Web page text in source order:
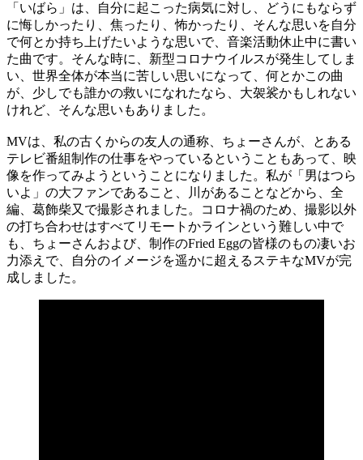
「いばら」は、自分に起こった病気に対し、どうにもならず
に悔しかったり、焦ったり、怖かったり、そんな思いを自分
で何とか持ち上げたいような思いで、音楽活動休止中に書い
た曲です。そんな時に、新型コロナウイルスが発生してしま
い、世界全体が本当に苦しい思いになって、何とかこの曲
が、少しでも誰かの救いになれたなら、大袈裟かもしれない
けれど、そんな思いもありました。
MVは、私の古くからの友人の通称、ちょーさんが、とある
テレビ番組制作の仕事をやっているということもあって、映
像を作ってみようということになりました。私が「男はつら
いよ」の大ファンであること、川があることなどから、全
編、葛飾柴又で撮影されました。コロナ禍のため、撮影以外
の打ち合わせはすべてリモートかラインという難しい中で
も、ちょーさんおよび、制作のFried Eggの皆様のもの凄いお
力添えで、自分のイメージを遥かに超えるステキなMVが完
成しました。